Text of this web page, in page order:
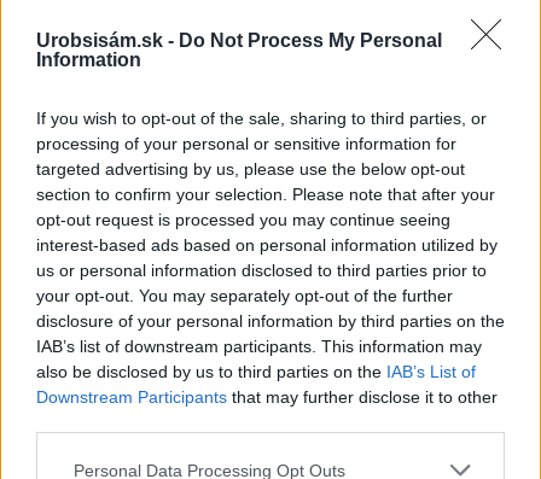
Urobsisám.sk - Do Not Process My Personal
Information
If you wish to opt-out of the sale, sharing to third parties, or
processing of your personal or sensitive information for
targeted advertising by us, please use the below opt-out
section to confirm your selection. Please note that after your
opt-out request is processed you may continue seeing
interest-based ads based on personal information utilized by
us or personal information disclosed to third parties prior to
your opt-out. You may separately opt-out of the further
disclosure of your personal information by third parties on the
IAB’s list of downstream participants. This information may
also be disclosed by us to third parties on the IAB’s List of
Downstream Participants that may further disclose it to other
Please note that this website/app uses one or more Google
Personal Data Processing Opt Outs
vyrobíte pod 140 eur a je oveľa pohodlnejšie!
spracovaním, škoda. No lepšie než ten odpad z DTD
predávaný v Kauflande alebo Lídli.
ZÁHRADA
5 trvaliek s
panašovanými listami,
ktoré dodajú vášmu
Trvalky, ktoré znesú
sucho a teplo? Tieto
vysaďte na miesta, na